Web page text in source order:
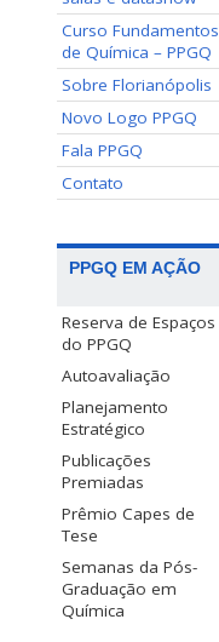
Curso Fundamentos
de Química – PPGQ
Sobre Florianópolis
Novo Logo PPGQ
Fala PPGQ
Contato
PPGQ EM AÇÃO
Reserva de Espaços
do PPGQ
Autoavaliação
Planejamento
Estratégico
Publicações
Premiadas
Prêmio Capes de
Tese
Semanas da Pós-
Graduação em
Química